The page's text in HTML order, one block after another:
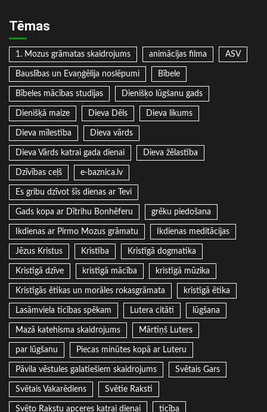
Tēmas
1. Mozus grāmatas skaidrojums animācijas filma ASV
Bauslības un Evaņģēlija noslēpumi Bībele
Bībeles mācības studijas Dienišķo lūgšanu gads
Dienišķā maize Dieva Dēls Dieva likums
Dieva mīlestība Dieva vārds
Dieva Vārds katrai gada dienai Dieva žēlastība
Dzīvības ceļš e-baznica.lv
Es gribu dzīvot šīs dienas ar Tevi
Gads kopa ar Dītrihu Bonhēferu grēku piedošana
Ikdienas ar Pirmo Mozus grāmatu Ikdienas meditācijas
Jēzus Kristus Kristība Kristīgā dogmatika
Kristīgā dzīve kristīgā mācība kristīgā mūzika
Kristīgās ētikas un morāles rokasgrāmata kristīgā ētika
Lasāmviela ticības spēkam Lutera citāti lūgšana
Mazā katehisma skaidrojums Mārtiņš Luters
par lūgšanu Piecas minūtes kopā ar Luteru
Pāvila vēstules galatiešiem skaidrojums Svētais Gars
Svētais Vakarēdiens Svētie Raksti
Svēto Rakstu apceres katrai dienai ticība